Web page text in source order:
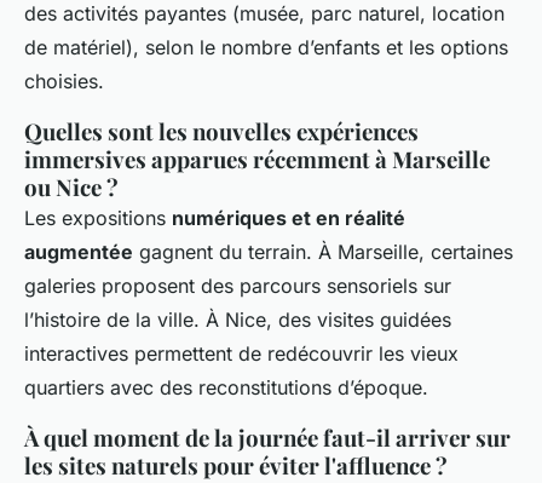
des activités payantes (musée, parc naturel, location
de matériel), selon le nombre d’enfants et les options
choisies.
Quelles sont les nouvelles expériences
immersives apparues récemment à Marseille
ou Nice ?
Les expositions numériques et en réalité
augmentée gagnent du terrain. À Marseille, certaines
galeries proposent des parcours sensoriels sur
l’histoire de la ville. À Nice, des visites guidées
interactives permettent de redécouvrir les vieux
quartiers avec des reconstitutions d’époque.
À quel moment de la journée faut-il arriver sur
les sites naturels pour éviter l'affluence ?